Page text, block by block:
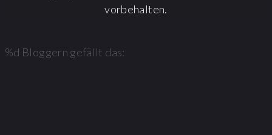
vorbehalten.
%d Bloggern gefällt das: